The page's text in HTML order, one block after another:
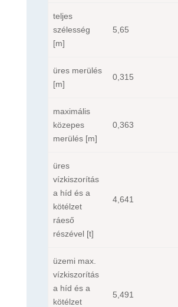
teljes
szélesség
[m]
5,65
üres merülés
[m]
0,315
maximális
közepes
merülés [m]
0,363
üres
vízkiszorítás
a híd és a
kötélzet
ráeső
részével [t]
4,641
üzemi max.
vízkiszorítás
a híd és a
kötélzet
5,491